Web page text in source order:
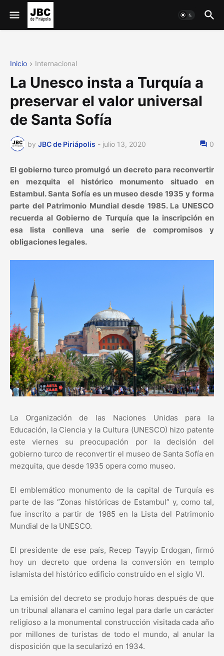
Inicio Internacional
La Unesco insta a Turquía a
preservar el valor universal
de Santa Sofía
by JBC de Piriápolis - julio 13, 2020 0
El gobierno turco promulgó un decreto para reconvertir
en mezquita el histórico monumento situado en
Estambul. Santa Sofía es un museo desde 1935 y forma
parte del Patrimonio Mundial desde 1985. La UNESCO
recuerda al Gobierno de Turquía que la inscripción en
esa lista conlleva una serie de compromisos y
obligaciones legales.
La Organización de las Naciones Unidas para la
Educación, la Ciencia y la Cultura (UNESCO) hizo patente
este viernes su preocupación por la decisión del
gobierno turco de reconvertir el museo de Santa Sofía en
mezquita, que desde 1935 opera como museo.
El emblemático monumento de la capital de Turquía es
parte de las “Zonas históricas de Estambul” y, como tal,
fue inscrito a partir de 1985 en la Lista del Patrimonio
Mundial de la UNESCO.
El presidente de ese país, Recep Tayyip Erdogan, firmó
hoy un decreto que ordena la conversión en templo
islamista del histórico edificio construido en el siglo VI.
La emisión del decreto se produjo horas después de que
un tribunal allanara el camino legal para darle un carácter
religioso a la monumental construcción visitada cada año
por millones de turistas de todo el mundo, al anular la
disposición que la secularizó en 1934.